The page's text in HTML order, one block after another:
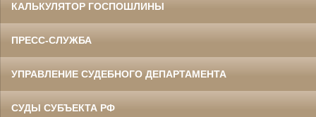
КАЛЬКУЛЯТОР ГОСПОШЛИНЫ
ПРЕСС-СЛУЖБА
УПРАВЛЕНИЕ СУДЕБНОГО ДЕПАРТАМЕНТА
СУДЫ СУБЪЕКТА РФ